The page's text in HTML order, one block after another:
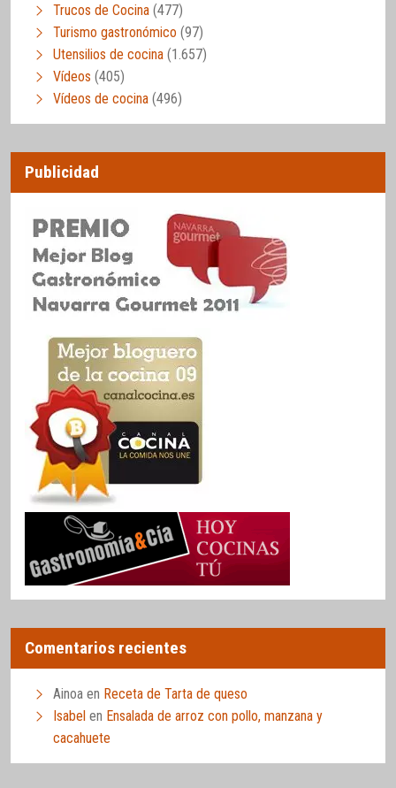
Trucos de Cocina (477)
Turismo gastronómico (97)
Utensilios de cocina (1.657)
Vídeos (405)
Vídeos de cocina (496)
Publicidad
Comentarios recientes
Ainoa en Receta de Tarta de queso
Isabel en Ensalada de arroz con pollo, manzana y
cacahuete